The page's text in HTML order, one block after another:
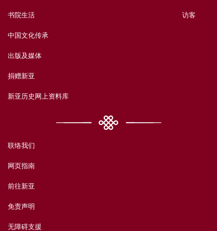
书院生活
中国文化传承
出版及媒体
捐赠新亚
新亚历史网上资料库
访客
联络我们
网页指南
前往新亚
免责声明
无障碍支援